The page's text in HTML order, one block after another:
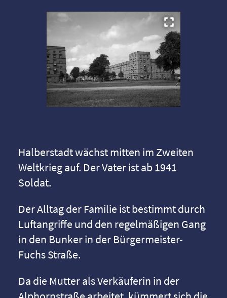
Halberstadt wächst mitten im Zweiten
Weltkrieg auf. Der Vater ist ab 1941
Soldat.
Der Alltag der Familie ist bestimmt durch
Luftangriffe und den regelmäßigen Gang
in den Bunker in der Bürgermeister-
Fuchs Straße.
Da die Mutter als Verkäuferin in der